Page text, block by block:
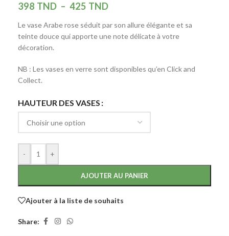
398 TND – 425 TND
Le vase Arabe rose séduit par son allure élégante et sa
teinte douce qui apporte une note délicate à votre
décoration.
NB : Les vases en verre sont disponibles qu’en Click and
Collect.
HAUTEUR DES VASES
- +
AJOUTER AU PANIER
Ajouter à la liste de souhaits
Share: